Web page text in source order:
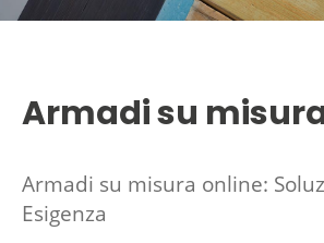
Armadi su
Armadi su misura online:
Esigenza